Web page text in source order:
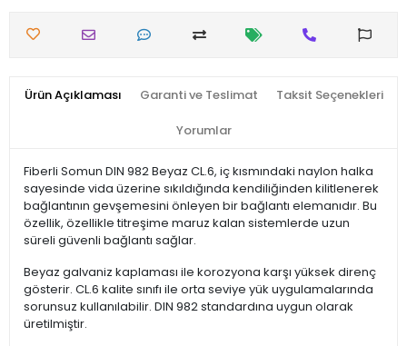
Ürün Açıklaması Garanti ve Teslimat Taksit Seçenekleri
Yorumlar
Fiberli Somun DIN 982 Beyaz CL.6, iç kısmındaki naylon halka
sayesinde vida üzerine sıkıldığında kendiliğinden kilitlenerek
bağlantının gevşemesini önleyen bir bağlantı elemanıdır. Bu
özellik, özellikle titreşime maruz kalan sistemlerde uzun
süreli güvenli bağlantı sağlar.
Beyaz galvaniz kaplaması ile korozyona karşı yüksek direnç
gösterir. CL.6 kalite sınıfı ile orta seviye yük uygulamalarında
sorunsuz kullanılabilir. DIN 982 standardına uygun olarak
üretilmiştir.